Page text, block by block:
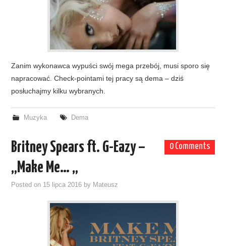
Zanim wykonawca wypuści swój mega przebój, musi sporo się
napracować. Check-pointami tej pracy są dema – dziś
posłuchajmy kilku wybranych.
Muzyka Dema
0 Comments
Britney Spears ft. G-Eazy –
„Make Me… „
Posted on 15 lipca 2016 by Mateusz